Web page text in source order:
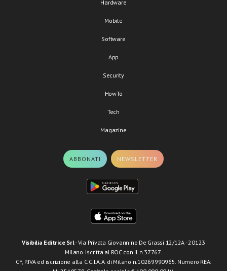
Hardware
Mobile
Software
App
Security
HowTo
Tech
Magazine
ABBONATI NEWSLETTER
Visibilia Editrice Srl- Via Privata Giovannino De Grassi 12/12A - 20123
Milano. Iscritta al ROC con il n.37767.
CF, P.IVA ed iscrizione alla C.C.I.A.A. di Milano n.10269990965. Numero REA: